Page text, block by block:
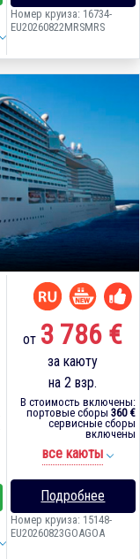
Номер круиза: 16734-
EU20260822MRSMRS
от 3 786 €
за каюту
на 2 взр.
В стоимость включены:
портовые сборы 360 €
сервисные сборы
включены
все каюты
Подробнее
Номер круиза: 15148-
EU20260823GOAGOA